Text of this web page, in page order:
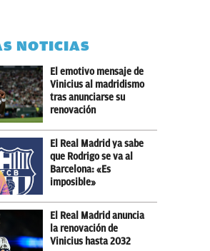
NOTICIAS
El emotivo mensaje de
Vinicius al madridismo
tras anunciarse su
renovación
El Real Madrid ya sabe
que Rodrigo se va al
Barcelona: «Es
imposible»
El Real Madrid anuncia
la renovación de
Vinicius hasta 2032